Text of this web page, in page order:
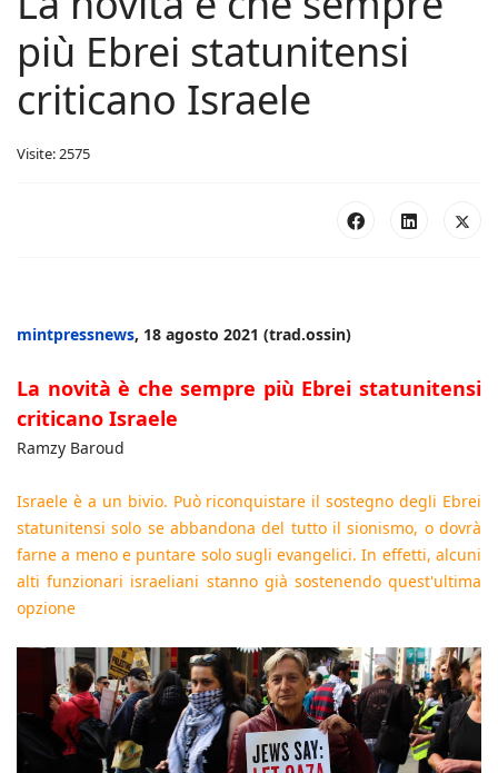
più Ebrei statunitensi
criticano Israele
Visite: 2575
mintpressnews, 18 agosto 2021 (trad.ossin)
La novità è che sempre più Ebrei statunitensi
criticano Israele
Ramzy Baroud
Israele è a un bivio. Può riconquistare il sostegno degli Ebrei
statunitensi solo se abbandona del tutto il sionismo, o dovrà
farne a meno e puntare solo sugli evangelici. In effetti, alcuni
alti funzionari israeliani stanno già sostenendo quest'ultima
opzione